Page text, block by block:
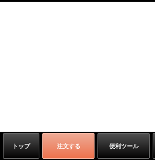
トップ 注文する 便利ツール